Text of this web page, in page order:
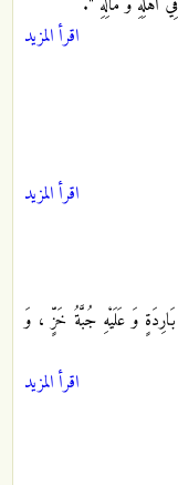
اقرأ المزيد
اقرأ المزيد
وَ عَلَيْهِ جُبَّةُ خَزٍّ ، وَ
اقرأ المزيد